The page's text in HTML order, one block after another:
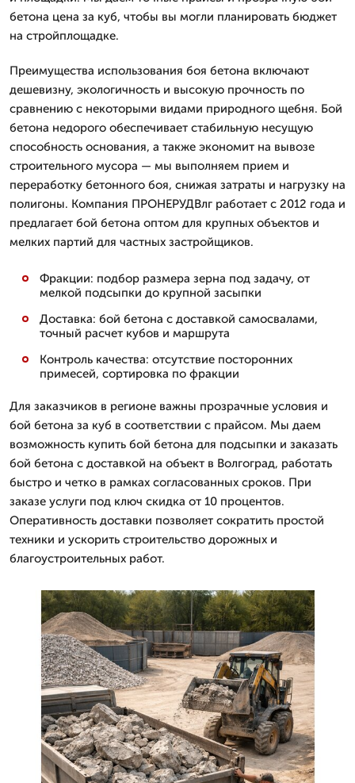
бетона цена за куб, чтобы вы могли планировать бюджет
на стройплощадке.
Преимущества использования боя бетона включают
дешевизну, экологичность и высокую прочность по
сравнению с некоторыми видами природного щебня. Бой
бетона недорого обеспечивает стабильную несущую
способность основания, а также экономит на вывозе
строительного мусора — мы выполняем прием и
переработку бетонного боя, снижая затраты и нагрузку на
полигоны. Компания ПРОНЕРУДВлг работает с 2012 года и
предлагает бой бетона оптом для крупных объектов и
мелких партий для частных застройщиков.
Фракции: подбор размера зерна под задачу, от
мелкой подсыпки до крупной засыпки
Доставка: бой бетона с доставкой самосвалами,
точный расчет кубов и маршрута
Контроль качества: отсутствие посторонних
примесей, сортировка по фракции
Для заказчиков в регионе важны прозрачные условия и
бой бетона за куб в соответствии с прайсом. Мы даем
возможность купить бой бетона для подсыпки и заказать
бой бетона с доставкой на объект в Волгоград, работать
быстро и четко в рамках согласованных сроков. При
заказе услуги под ключ скидка от 10 процентов.
Оперативность доставки позволяет сократить простой
техники и ускорить строительство дорожных и
благоустроительных работ.